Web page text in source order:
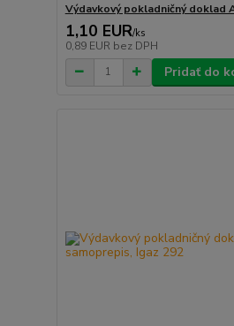
Výdavkový pokladničný doklad
1,10 EUR/ks
0,89 EUR bez DPH
Pridať do